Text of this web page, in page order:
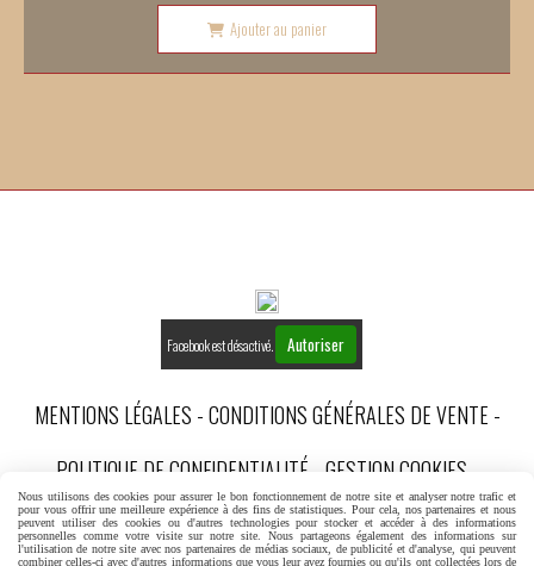
Ajouter au panier
Facebook est désactivé. Autoriser
MENTIONS LÉGALES CONDITIONS GÉNÉRALES DE VENTE
POLITIQUE DE CONFIDENTIALITÉ GESTION COOKIES
MON COMPTE
Nous utilisons des cookies pour assurer le bon fonctionnement de notre site et analyser notre trafic et
pour vous offrir une meilleure expérience à des fins de statistiques. Pour cela, nos partenaires et nous
peuvent utiliser des cookies ou d'autres technologies pour stocker et accéder à des informations
personnelles comme votre visite sur notre site. Nous partageons également des informations sur
l'utilisation de notre site avec nos partenaires de médias sociaux, de publicité et d'analyse, qui peuvent
combiner celles-ci avec d'autres informations que vous leur avez fournies ou qu'ils ont collectées lors de